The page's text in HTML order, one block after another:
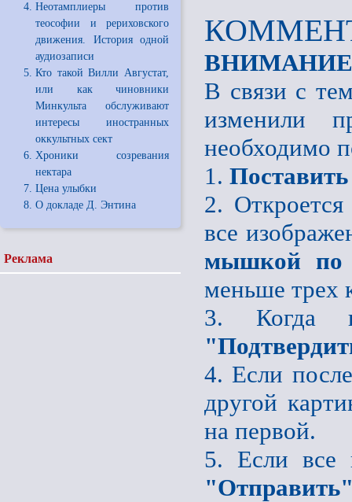
Неотамплиеры против
теософии и рериховского
движения. История одной
аудиозаписи
Кто такой Вилли Августат,
или как чиновники
Минкульта обслуживают
интересы иностранных
оккультных сект
Хроники созревания
нектара
Цена улыбки
О докладе Д. Энтина
Реклама
В связи с
изменили
необходимо
1.
2.
все
мышкой по
меньше трех
3. Когда
4. Если
другой
на первой.
5. Если все